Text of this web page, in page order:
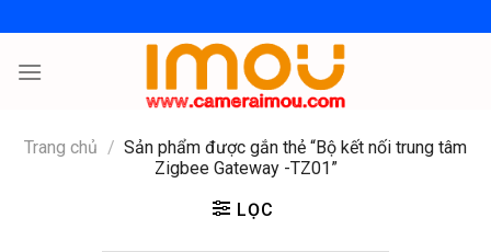
to
content
Trang chủ / Sản phẩm được gắn thẻ “Bộ kết nối trung tâm
Zigbee Gateway -TZ01”
LỌC